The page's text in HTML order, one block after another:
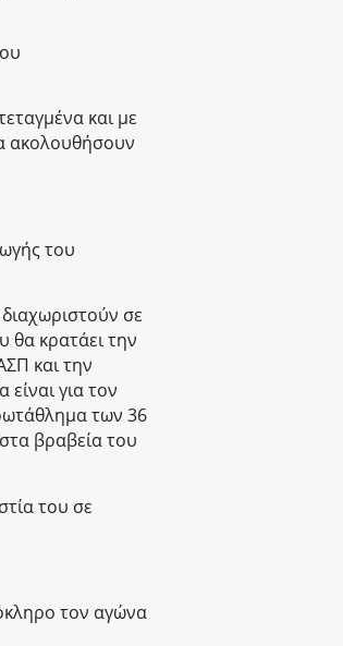
και με
ακολουθήσουν
του
σε
θα κρατάει την
και την
για τον
των 36
στα βραβεία του
του σε
τον αγώνα